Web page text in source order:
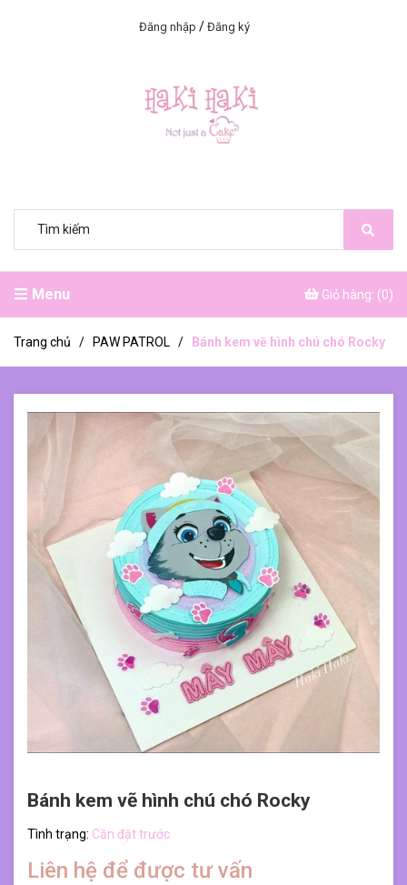
Đăng nhập / Đăng ký
Menu Giỏ hàng: (0)
Trang chủ / PAW PATROL / Bánh kem vẽ hình chú chó Rocky
Bánh kem vẽ hình chú chó Rocky
Tình trạng: Cần đặt trước
Liên hệ để được tư vấn